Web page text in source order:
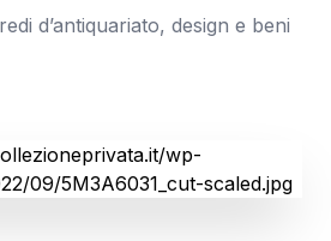
d’antiquariato, design e beni